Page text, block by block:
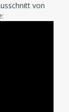
von